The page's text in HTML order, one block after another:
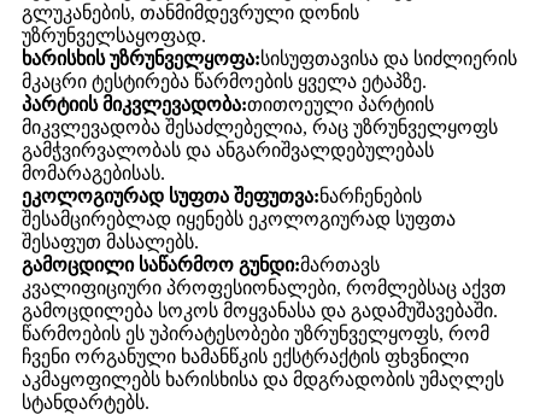
გლუკანების, თანმიმდევრული დონის
უზრუნველსაყოფად.
ხარისხის უზრუნველყოფა:სისუფთავისა და სიძლიერის
მკაცრი ტესტირება წარმოების ყველა ეტაპზე.
პარტიის მიკვლევადობა:თითოეული პარტიის
მიკვლევადობა შესაძლებელია, რაც უზრუნველყოფს
გამჭვირვალობას და ანგარიშვალდებულებას
მომარაგებისას.
ეკოლოგიურად სუფთა შეფუთვა:ნარჩენების
შესამცირებლად იყენებს ეკოლოგიურად სუფთა
შესაფუთ მასალებს.
გამოცდილი საწარმოო გუნდი:მართავს
კვალიფიციური პროფესიონალები, რომლებსაც აქვთ
გამოცდილება სოკოს მოყვანასა და გადამუშავებაში.
წარმოების ეს უპირატესობები უზრუნველყოფს, რომ
ჩვენი ორგანული ხამანწკის ექსტრაქტის ფხვნილი
აკმაყოფილებს ხარისხისა და მდგრადობის უმაღლეს
სტანდარტებს.